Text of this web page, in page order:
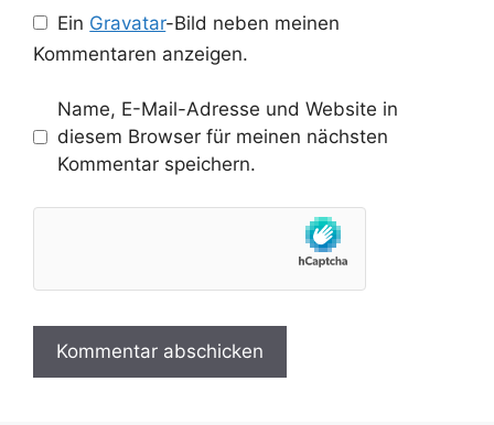
Ein Gravatar-Bild neben meinen
Kommentaren anzeigen.
Name, E-Mail-Adresse und Website in
diesem Browser für meinen nächsten
Kommentar speichern.